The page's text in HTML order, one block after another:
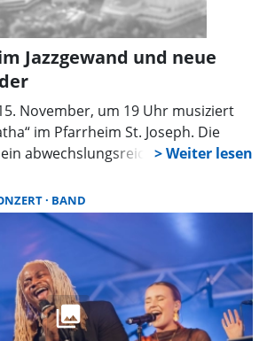
Jazzgewand und neue
November, um 19 Uhr musiziert
im Pfarrheim St. Joseph. Die
abwechslungsreiches Programm,
miteinander verbinden.
BAND